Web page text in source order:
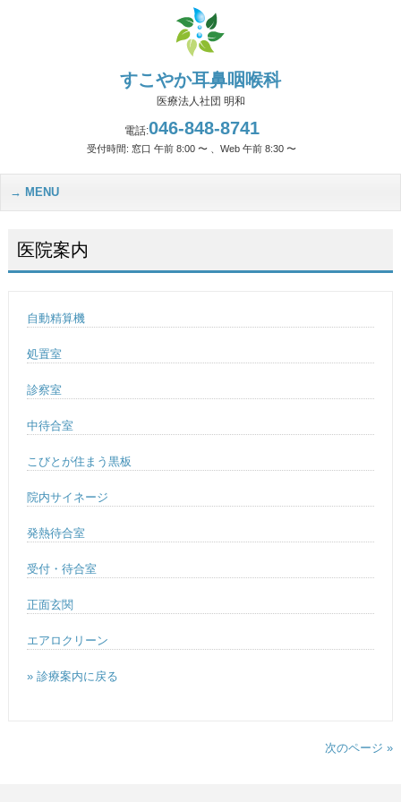
すこやか耳鼻咽喉科
医療法人社団 明和
電話:046-848-8741
受付時間: 窓口 午前 8:00 〜 、Web 午前 8:30 〜
MENU
医院案内
自動精算機
処置室
診察室
中待合室
こびとが住まう黒板
院内サイネージ
発熱待合室
受付・待合室
正面玄関
エアロクリーン
» 診療案内に戻る
次のページ »